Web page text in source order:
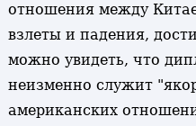
отношения между
взлеты и падения,
можно увидеть, что
неизменно служит
американских